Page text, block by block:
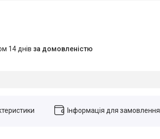
14 днів за домовленістю
Інформація для замовлення